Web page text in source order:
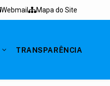
Webmail Mapa do Site
TRANSPARÊNCIA